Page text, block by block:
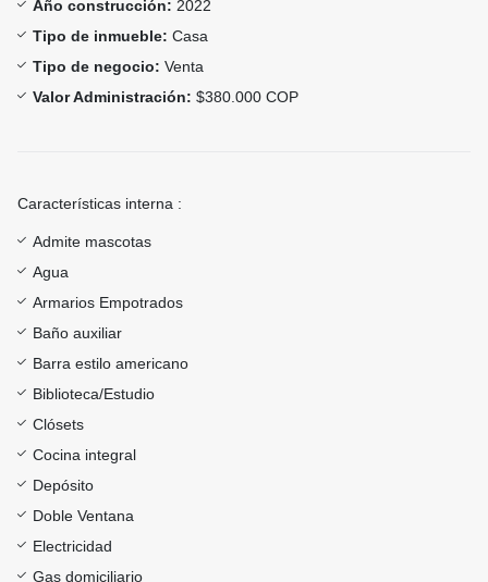
Año construcción: 2022
Tipo de inmueble: Casa
Tipo de negocio: Venta
Valor Administración: $380.000 COP
Características interna :
Admite mascotas
Agua
Armarios Empotrados
Baño auxiliar
Barra estilo americano
Biblioteca/Estudio
Clósets
Cocina integral
Depósito
Doble Ventana
Electricidad
Gas domiciliario